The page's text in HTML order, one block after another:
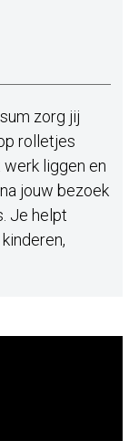
zorg jij
rolletjes
werk liggen en
jouw bezoek
Je helpt